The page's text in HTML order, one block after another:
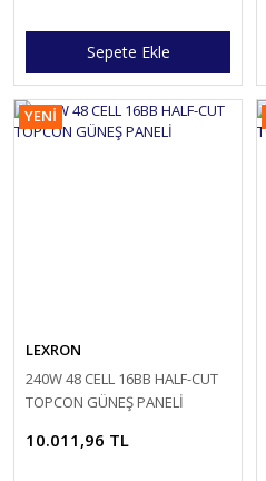
Sepete Ekle
YENİ
LEXRON
240W 48 CELL 16BB HALF-CUT
TOPCON GÜNEŞ PANELİ
10.011,96 TL